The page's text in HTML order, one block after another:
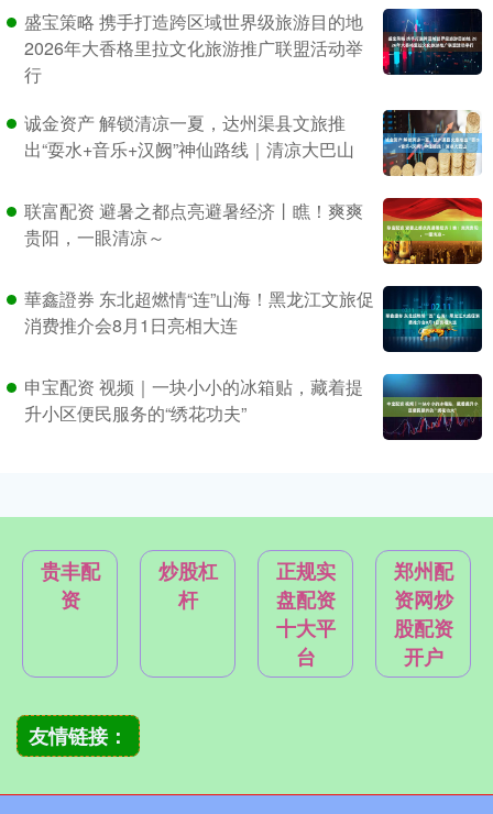
盛宝策略 携手打造跨区域世界级旅游目的地
2026年大香格里拉文化旅游推广联盟活动举
行
诚金资产 解锁清凉一夏，达州渠县文旅推
出“耍水+音乐+汉阙”神仙路线｜清凉大巴山
联富配资 避暑之都点亮避暑经济丨瞧！爽爽
贵阳，一眼清凉～
華鑫證券 东北超燃情“连”山海！黑龙江文旅促
消费推介会8月1日亮相大连
申宝配资 视频｜一块小小的冰箱贴，藏着提
升小区便民服务的“绣花功夫”
贵丰配
资
炒股杠
杆
正规实
盘配资
十大平
台
郑州配
资网炒
股配资
开户
友情链接：